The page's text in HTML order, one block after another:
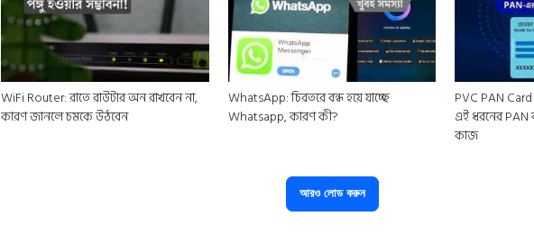
WiFi Router: রাতে রাউটার অন রাখবেন না,
কারণ জানলে চমকে উঠবেন
WhatsApp: চিরতরে বন্ধ হয়ে যাচ্ছে
Whatsapp, কারণ কী?
PVC PAN
এই ধরনের PAN
কাজ
আরও লোড করুন